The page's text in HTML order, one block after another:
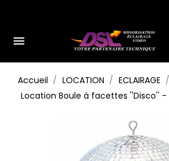

Accueil LOCATION ECLAIRAGE
Location Boule à facettes ''Disco''